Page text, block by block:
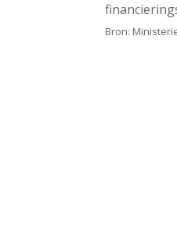
Bron: